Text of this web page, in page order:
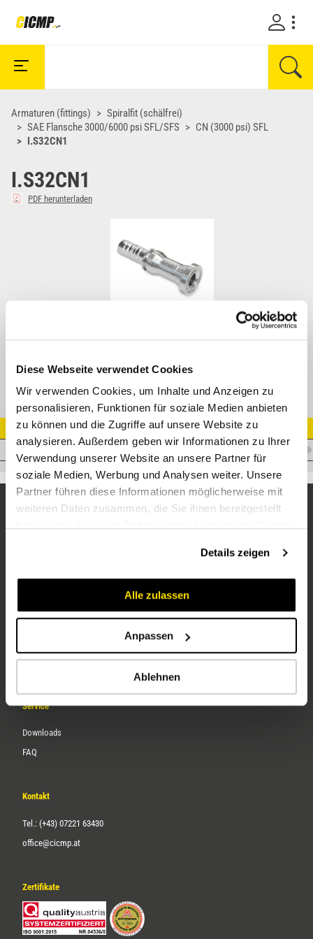
Diese Webseite verwendet Cookies
Wir verwenden Cookies, um Inhalte und Anzeigen zu
personalisieren, Funktionen für soziale Medien anbieten
zu können und die Zugriffe auf unsere Website zu
analysieren. Außerdem geben wir Informationen zu Ihrer
Verwendung unserer Website an unsere Partner für
soziale Medien, Werbung und Analysen weiter. Unsere
Partner führen diese Informationen möglicherweise mit
weiteren Daten zusammen, die Sie ihnen bereitgestellt
Details zeigen
Alle zulassen
Anpassen
Ablehnen
Armaturen (fittings)
Spiralfit (schälfrei)
SAE Flansche 3000/6000 psi SFL/SFS
CN (3000 psi) SFL
I.S32CN1
I.S32CN1
PDF herunterladen
Spiralfit-Nippel 32 SAE-Flansch 1" 3000PSI 44,6 mm
Artikel Nr.
Unternehmen
Karriere
Service
Downloads
FAQ
Kontakt
Tel.: (+43) 07221 63430
office@cicmp.at
Zertifikate